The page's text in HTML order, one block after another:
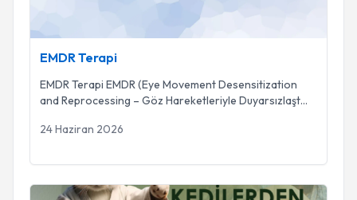
EMDR Terapi
EMDR Terapi EMDR (Eye Movement Desensitization
and Reprocessing – Göz Hareketleriyle Duyarsızlaşt...
24 Haziran 2026
🐈Kedilerden Neden Korkarız?